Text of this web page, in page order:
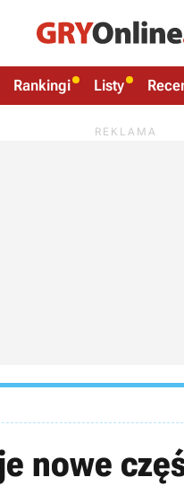
Rankingi Listy
nowe